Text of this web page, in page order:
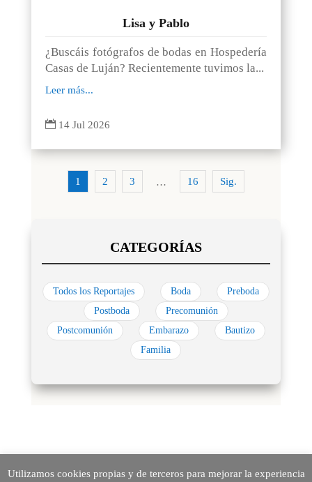
Lisa y Pablo
¿Buscáis fotógrafos de bodas en Hospedería
Casas de Luján? Recientemente tuvimos la...
Leer más...
 14 Jul 2026
1 2 3 … 16 Sig.
Todos los Reportajes Boda
Preboda
Postboda
Precomunión
Postcomunión
Embarazo
Bautizo
Familia
Utilizamos cookies propias y de terceros para mejorar la experiencia